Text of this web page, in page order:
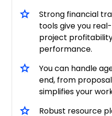
Strong financial
tools give you
project
performance.
You can handle
end, from
simplifies your
Robust resource